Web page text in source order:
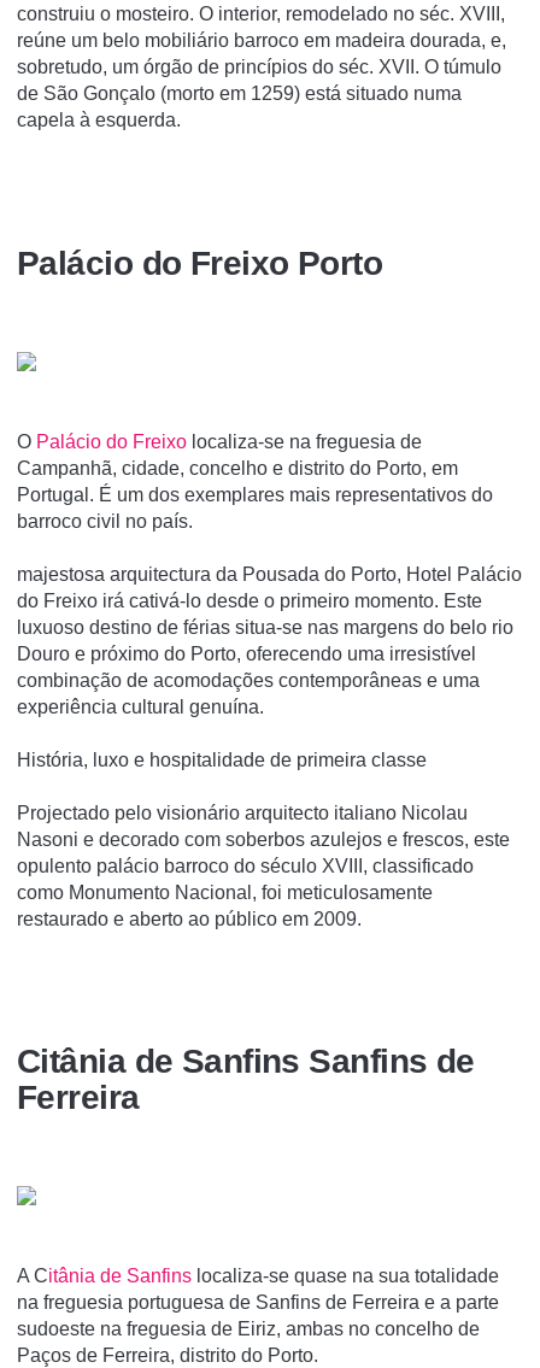
construiu o mosteiro. O interior, remodelado no séc. XVIII,
reúne um belo mobiliário barroco em madeira dourada, e,
sobretudo, um órgão de princípios do séc. XVII. O túmulo
de São Gonçalo (morto em 1259) está situado numa
capela à esquerda.
Palácio do Freixo Porto
O Palácio do Freixo localiza-se na freguesia de
Campanhã, cidade, concelho e distrito do Porto, em
Portugal. É um dos exemplares mais representativos do
barroco civil no paí­s.
majestosa arquitectura da Pousada do Porto, Hotel Palácio
do Freixo irá cativá-lo desde o primeiro momento. Este
luxuoso destino de férias situa-se nas margens do belo rio
Douro e próximo do Porto, oferecendo uma irresistível
combinação de acomodações contemporâneas e uma
experiência cultural genuína.
História, luxo e hospitalidade de primeira classe
Projectado pelo visionário arquitecto italiano Nicolau
Nasoni e decorado com soberbos azulejos e frescos, este
opulento palácio barroco do século XVIII, classificado
como Monumento Nacional, foi meticulosamente
restaurado e aberto ao público em 2009.
Citânia de Sanfins Sanfins de
Ferreira
A Citânia de Sanfins localiza-se quase na sua totalidade
na freguesia portuguesa de Sanfins de Ferreira e a parte
sudoeste na freguesia de Eiriz, ambas no concelho de
Paços de Ferreira, distrito do Porto.